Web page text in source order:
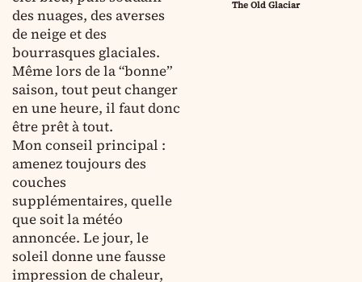
The Old Glaciar
des nuages, des averses
de neige et des
bourrasques glaciales.
Même lors de la “bonne”
saison, tout peut changer
en une heure, il faut donc
être prêt à tout.
Mon conseil principal :
amenez toujours des
couches
supplémentaires, quelle
que soit la météo
annoncée. Le jour, le
soleil donne une fausse
impression de chaleur,